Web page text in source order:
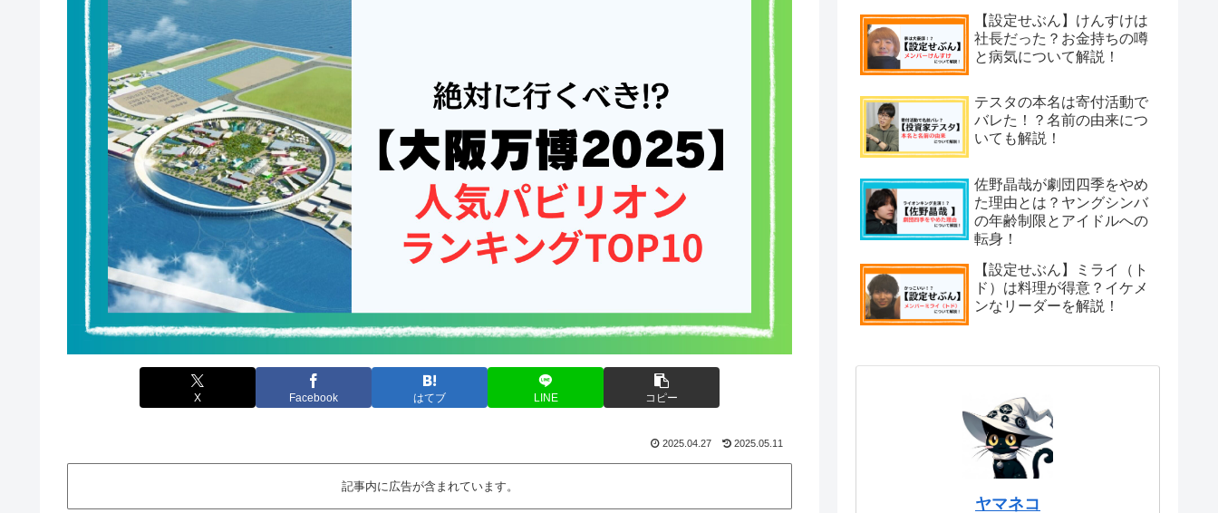
X Facebook はてブ LINE コピー
2025.04.27 2025.05.11
記事内に広告が含まれています。
【設定せぶん】けんすけは
社長だった？お金持ちの噂
と病気について解説！
テスタの本名は寄付活動で
バレた！？名前の由来につ
いても解説！
佐野晶哉が劇団四季をやめ
た理由とは？ヤングシンバ
の年齢制限とアイドルへの
転身！
【設定せぶん】ミライ（ト
ド）は料理が得意？イケメ
ンなリーダーを解説！
ヤマネコ